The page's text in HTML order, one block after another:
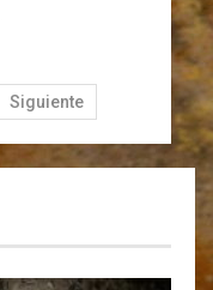
Siguiente